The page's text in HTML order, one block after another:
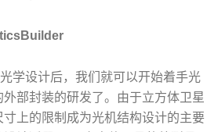
学设计后，我们就可以开始着手光
部封装的研发了。由于立方体卫星
上的限制成为光机结构设计的主要